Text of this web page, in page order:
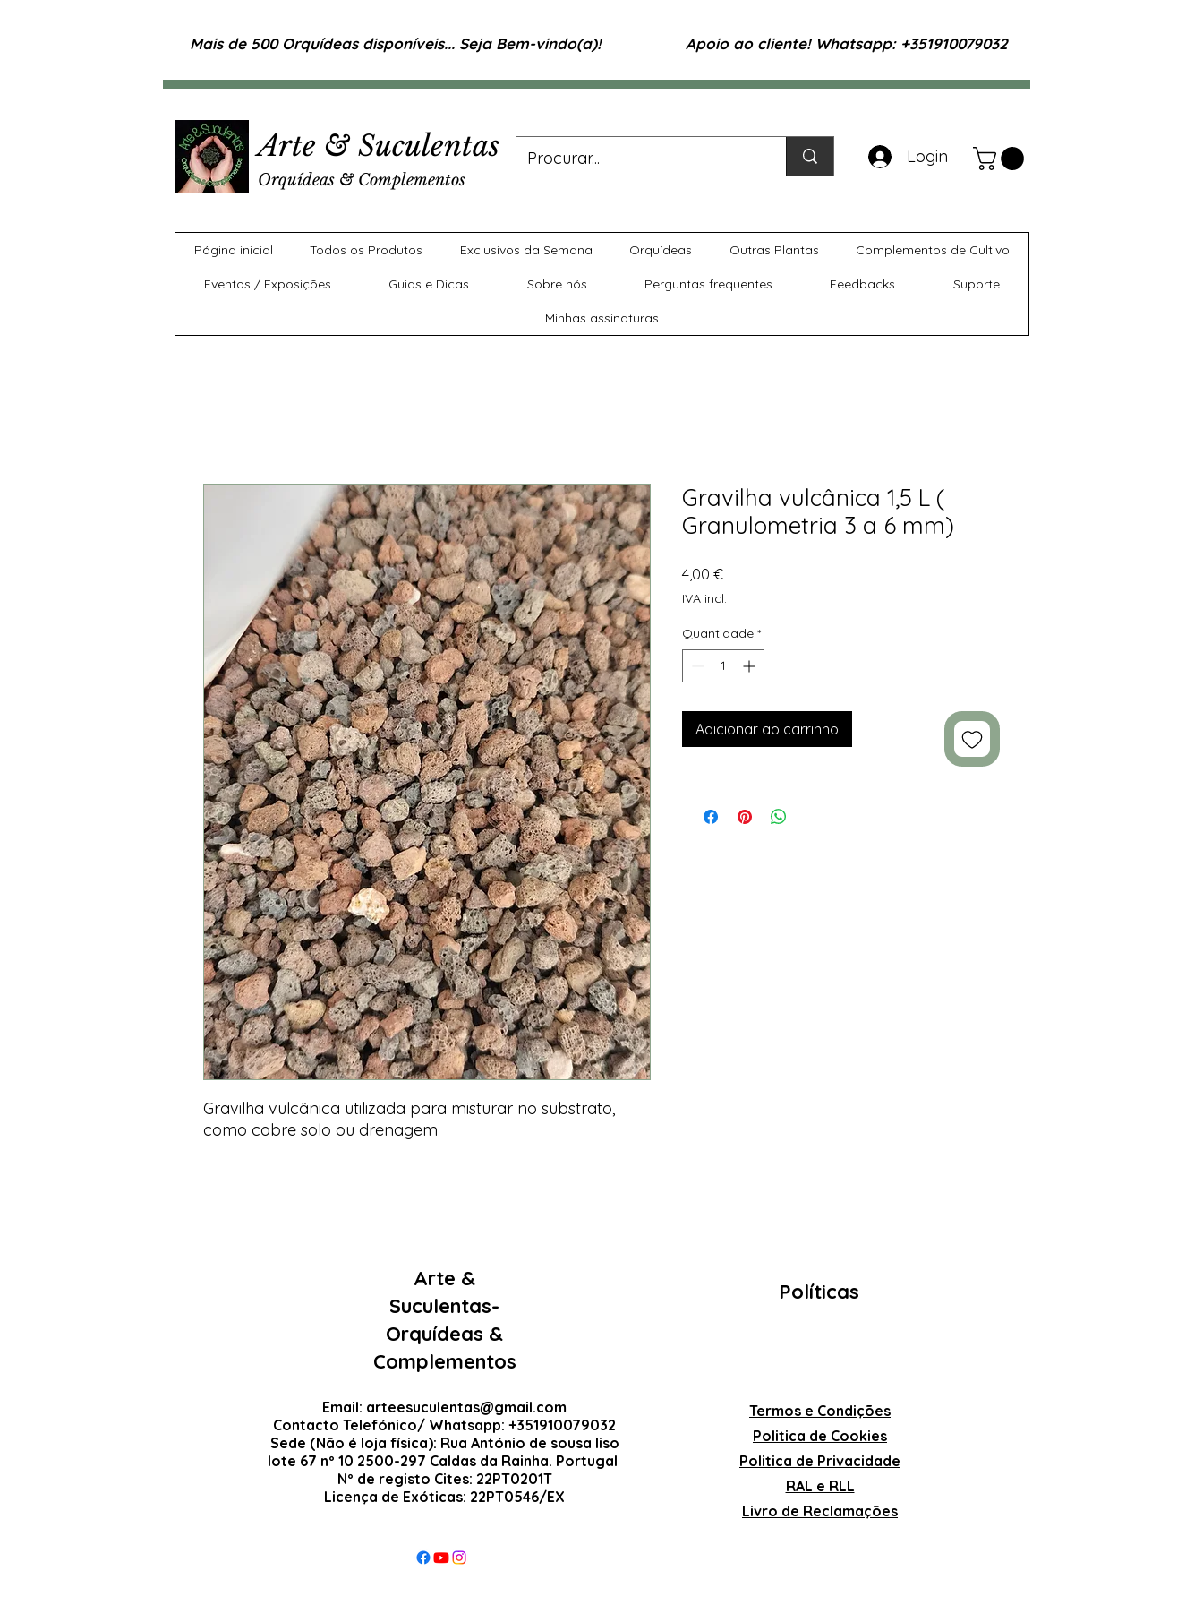
Mais de 500 Orquídeas disponíveis... Seja Bem-vindo(a)! Apoio ao cliente! Whatsapp: +351910079032
Arte & Suculentas
Orquídeas & Complementos
Login
Página inicial Todos os Produtos Exclusivos da Semana Orquídeas Outras Plantas Complementos de Cultivo
Eventos / Exposições Guias e Dicas Sobre nós Perguntas frequentes Feedbacks Suporte
Minhas assinaturas
Gravilha vulcânica utilizada para misturar no substrato,
como cobre solo ou drenagem
Gravilha vulcânica 1,5 L (
Granulometria 3 a 6 mm)
4,00 €Preço
IVA incl.
Quantidade *
Adicionar ao carrinho
Arte &
Suculentas-
Orquídeas &
Complementos
Email: arteesuculentas@gmail.com
Contacto Telefónico/ Whatsapp: +351910079032
Sede (Não é loja física): Rua António de sousa liso
lote 67 nº 10 2500-297 Caldas da Rainha. Portugal
Nº de registo Cites: 22PT0201T
Licença de Exóticas: 22PT0546/EX
Políticas
Termos e Condições
Politica de Cookies
Politica de Privacidade
RAL e RLL
Livro de Reclamações